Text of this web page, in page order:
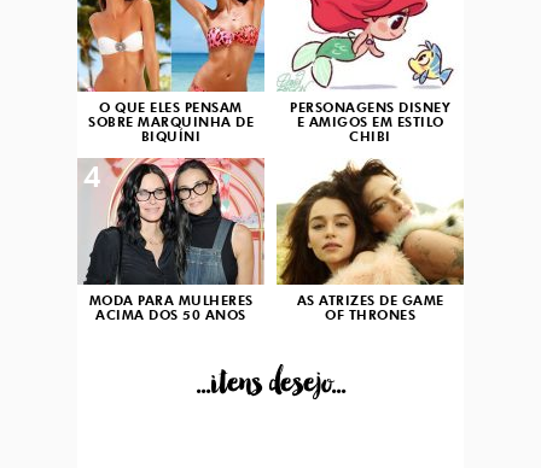
O QUE ELES PENSAM
SOBRE MARQUINHA DE
BIQUÍNI
PERSONAGENS DISNEY
E AMIGOS EM ESTILO
CHIBI
MODA PARA MULHERES
ACIMA DOS 50 ANOS
4
AS ATRIZES DE GAME
OF THRONES
...itens desejo...